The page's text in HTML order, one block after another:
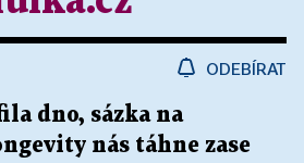
ODEBÍRAT
dno, sázka na
nás táhne zase